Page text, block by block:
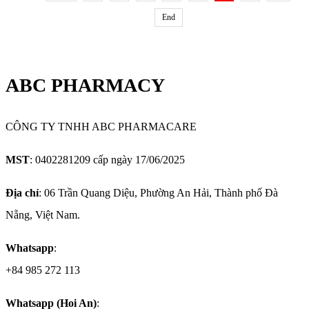
End
ABC PHARMACY
CÔNG TY TNHH ABC PHARMACARE
MST: 0402281209 cấp ngày 17/06/2025
Địa chỉ: 06 Trần Quang Diệu, Phường An Hải, Thành phố Đà
Nẵng, Việt Nam.
Whatsapp:
+84 985 272 113
Whatsapp (Hoi An):